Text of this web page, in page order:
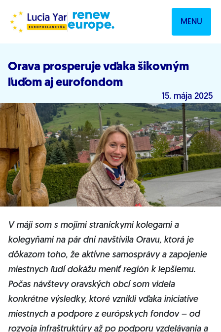
MENU
Orava prosperuje vďaka šikovným
ľuďom aj eurofondom
15. mája 2025
V máji som s mojimi straníckymi kolegami a
kolegyňami na pár dní navštívila Oravu, ktorá je
dôkazom toho, že aktívne samosprávy a zapojenie
miestnych ľudí dokážu meniť región k lepšiemu.
Počas návštevy oravských obcí som videla
konkrétne výsledky, ktoré vznikli vďaka iniciatíve
miestnych a podpore z európskych fondov – od
rozvoja infraštruktúry až po podporu vzdelávania a